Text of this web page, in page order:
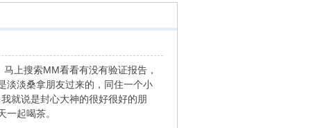
上搜索MM看看有没有验证报告，
淡淡桑拿朋友过来的，同住一个小
就说是封心大神的很好很好的朋
起喝茶。